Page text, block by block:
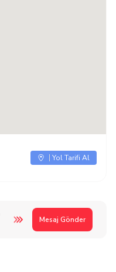
Mesaj Gönder
Yol Tarifi Al